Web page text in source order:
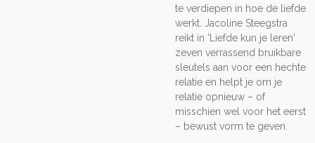
te verdiepen in hoe de liefde
werkt. Jacoline Steegstra
reikt in 'Liefde kun je leren'
zeven verrassend bruikbare
sleutels aan voor een hechte
relatie en helpt je om je
relatie opnieuw – of
misschien wel voor het eerst
– bewust vorm te geven.